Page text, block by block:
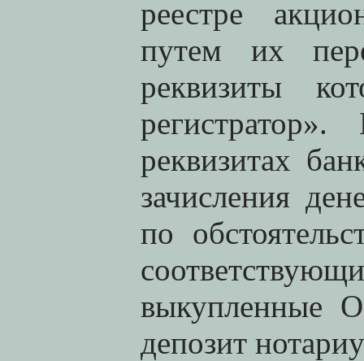
реестре
путем их
реквизиты
реквизитах
зачисления
по
выкупленные
депозит